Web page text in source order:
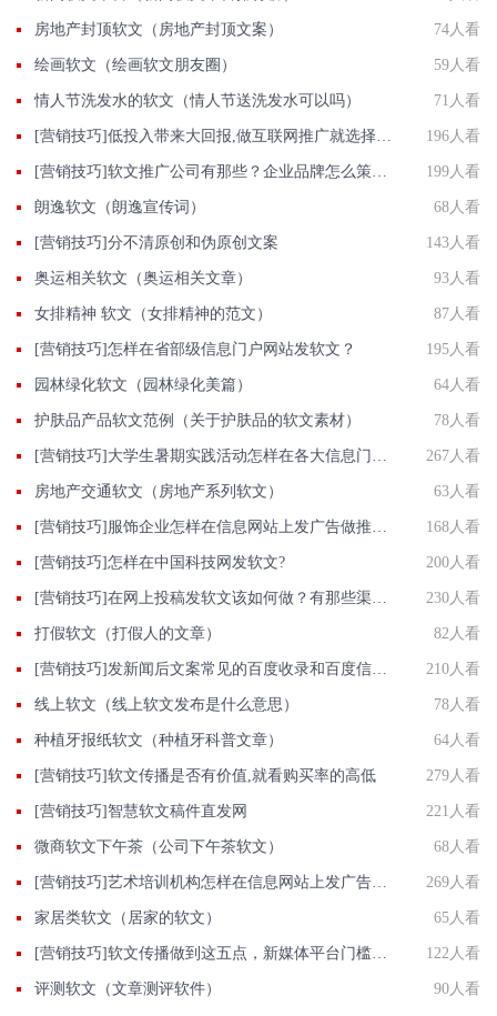
房地产封顶软文（房地产封顶文案） 74人看
绘画软文（绘画软文朋友圈） 59人看
情人节洗发水的软文（情人节送洗发水可以吗） 71人看
196人看
199人看
朗逸软文（朗逸宣传词） 68人看
[营销技巧]分不清原创和伪原创文案 143人看
奥运相关软文（奥运相关文章） 93人看
女排精神 软文（女排精神的范文） 87人看
[营销技巧]怎样在省部级信息门户网站发软文？ 195人看
园林绿化软文（园林绿化美篇） 64人看
护肤品产品软文范例（关于护肤品的软文素材） 78人看
267人看
房地产交通软文（房地产系列软文） 63人看
168人看
[营销技巧]怎样在中国科技网发软文? 200人看
230人看
打假软文（打假人的文章） 82人看
210人看
线上软文（线上软文发布是什么意思） 78人看
种植牙报纸软文（种植牙科普文章） 64人看
[营销技巧]软文传播是否有价值,就看购买率的高低 279人看
[营销技巧]智慧软文稿件直发网 221人看
微商软文下午茶（公司下午茶软文） 68人看
269人看
家居类软文（居家的软文） 65人看
122人看
评测软文（文章测评软件） 90人看